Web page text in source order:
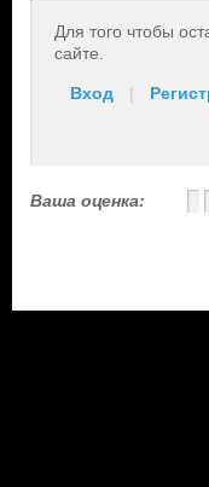
Для того чтобы
сайте.
Вход |
Ваша оценка: